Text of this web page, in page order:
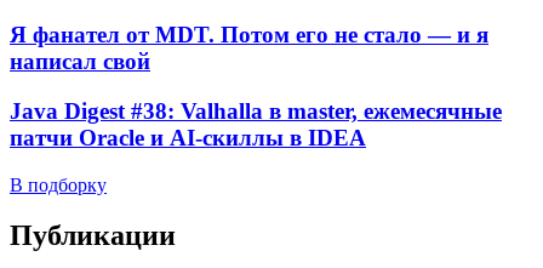
Я фанател от MDT. Потом его не стало — и я
написал свой
Java Digest #38: Valhalla в master, ежемесячные
патчи Oracle и AI-скиллы в IDEA
В подборку
Публикации